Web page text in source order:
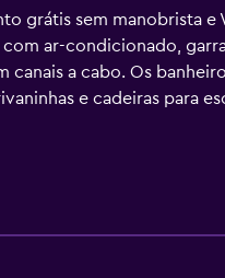
grátis sem manobrista
ar-condicionado,
canais a cabo. Os
e cadeiras para
podem ser